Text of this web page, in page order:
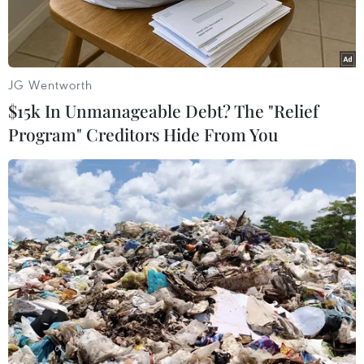
Trong nhiều tháng qua, cán bộ Hội phụ nữ xã
thường xuyên động viên, giúp đỡngười dân
ngăn chặn, phòng chống dịch bệnh, từng bước
Tại làng Rêu, xã Ba Điền, huyện Ba Tơ, tỉnh
Quảng Ngãi không còn cảnh đìu hiunhư mấy
tháng trước đây. Mọi người dân đã trở về nhà
sau thời gian bỏ làng đinơi khác.
Cùng với chính quyền, Hội phụ nữ xã Ba Điền,
huyện Ba Tơ đã cử cán bộ vàovùng có dịch
bệnh, động viên bà con, nhất là những gia đình
có người thân mắcbệnh; đồng thời, giúp đỡ dọn
dẹp vệ sinh môi trường trong làng.
JG Wentworth
$15k In Unmanageable Debt? The "Relief
Program" Creditors Hide From You